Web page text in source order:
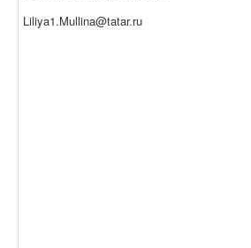
Liliya1.Mullina@tatar.ru